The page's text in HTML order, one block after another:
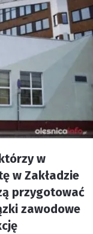
w
w Zakładzie
przygotować
zawodowe